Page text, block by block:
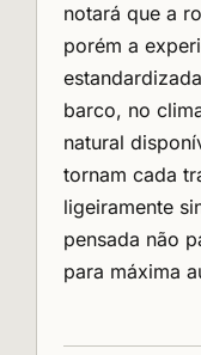
notará que a
porém a
barco, no
natural
tornam cada
ligeiramente
pensada não
para máxima